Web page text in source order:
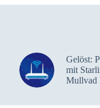
Gelöst:
mit
Mullvad